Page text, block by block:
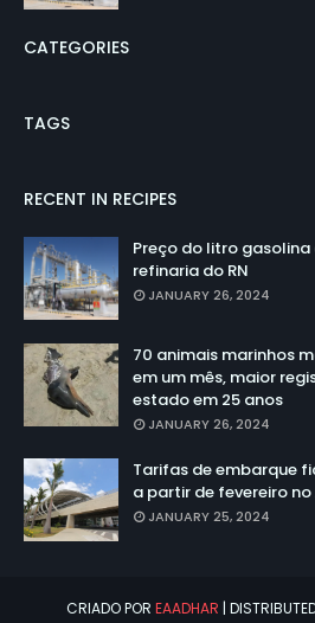
CATEGORIES
TAGS
RECENT IN RECIPES
Preço do litro gasolina
refinaria do RN
JANUARY 26, 2024
70 animais marinhos
em um mês, maior
estado em 25 anos
JANUARY 26, 2024
Tarifas de embarque
a partir de fevereiro
JANUARY 25, 2024
CRIADO POR EAADHAR |